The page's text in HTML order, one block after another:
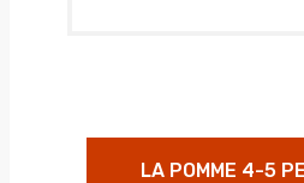
LA POMME 4-5